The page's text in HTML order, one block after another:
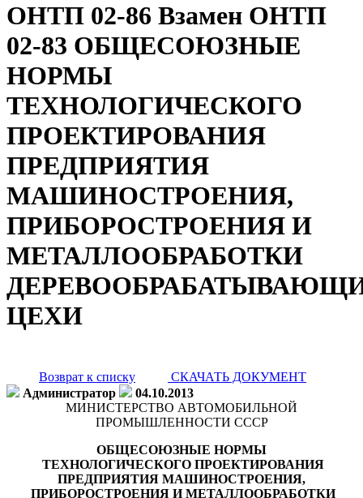
ОНТП 02-86 Взамен ОНТП
02-83 ОБЩЕСОЮЗНЫЕ
НОРМЫ
ТЕХНОЛОГИЧЕСКОГО
ПРОЕКТИРОВАНИЯ
ПРЕДПРИЯТИЯ
МАШИНОСТРОЕНИЯ,
ПРИБОРОСТРОЕНИЯ И
МЕТАЛЛООБРАБОТКИ
ЦЕХИ
Возврат к списку
СКАЧАТЬ ДОКУМЕНТ
Администратор
04.10.2013
МИНИСТЕРСТВО АВТОМОБИЛЬНОЙ
ПРОМЫШЛЕННОСТИ СССР
ОБЩЕСОЮЗНЫЕ НОРМЫ
ТЕХНОЛОГИЧЕСКОГО ПРОЕКТИРОВАНИЯ
ПРЕДПРИЯТИЯ МАШИНОСТРОЕНИЯ,
ПРИБОРОСТРОЕНИЯ И МЕТАЛЛООБРАБОТКИ